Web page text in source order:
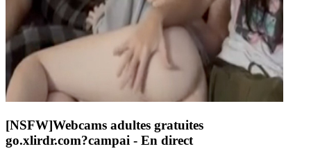
[NSFW]Webcams adultes gratuites
go.xlirdr.com?campai - En direct